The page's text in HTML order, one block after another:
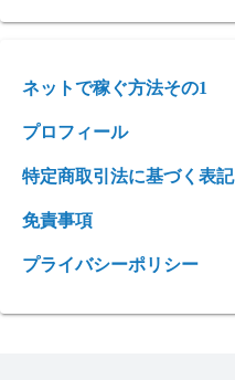
ネットで稼ぐ方法その1
プロフィール
特定商取引法に基づく表記
免責事項
プライバシーポリシー